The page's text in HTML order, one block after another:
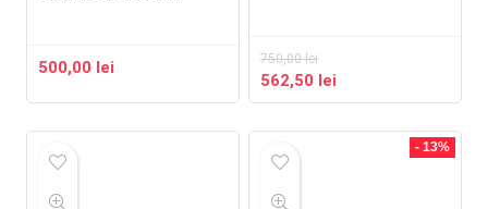
500,00 lei 750,00lei
562,50 lei
- 13%